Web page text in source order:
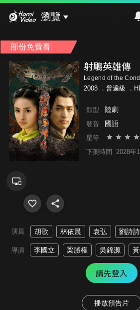
瀏覽
部份免費看
射鵰英雄傳
Legend of the
2008 ． 普遍級 ．
類型 陸劇
發音 國語
星等
下架時間 2028年
演員 胡歌 林依晨 袁弘 劉詩詩
導演 李國立 梁勝權 吳錦源
請先登入
播放預告片